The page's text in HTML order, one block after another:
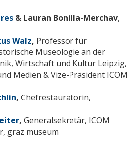
& Lauran Bonilla-Merchav,
Walz, Professor für
Museologie an der
Wirtschaft und Kultur Leipzig,
Medien & Vize-Präsident ICOM
, Chefrestauratorin,
, Generalsekretär, ICOM
graz museum